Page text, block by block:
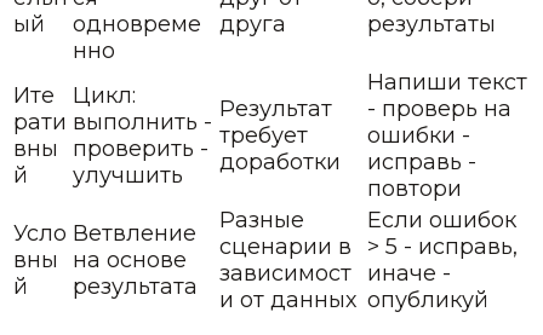
ый
одновреме
нно
друга
результаты
Ите
рати
вны
й
Цикл:
выполнить -
проверить -
улучшить
Результат
требует
доработки
Напиши текст
- проверь на
ошибки -
исправь -
повтори
Усло
вны
й
Ветвление
на основе
результата
Разные
сценарии в
зависимост
и от данных
Если ошибок
> 5 - исправь,
иначе -
опубликуй